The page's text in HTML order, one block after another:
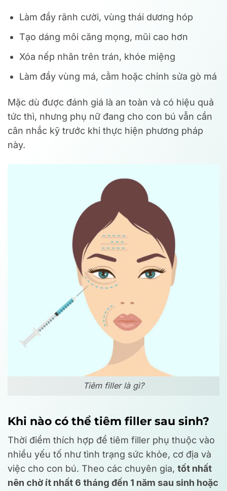
Làm đầy rãnh cười, vùng thái dương hóp
Tạo dáng môi căng mọng, mũi cao hơn
Xóa nếp nhăn trên trán, khóe miệng
Làm đầy vùng má, cằm hoặc chỉnh sửa gò má
Mặc dù được đánh giá là an toàn và có hiệu quả
tức thì, nhưng phụ nữ đang cho con bú vẫn cần
cân nhắc kỹ trước khi thực hiện phương pháp
này.
Tiêm filler là gì?
Khi nào có thể tiêm filler sau sinh?
Thời điểm thích hợp để tiêm filler phụ thuộc vào
nhiều yếu tố như tình trạng sức khỏe, cơ địa và
việc cho con bú. Theo các chuyên gia, tốt nhất
nên chờ ít nhất 6 tháng đến 1 năm sau sinh hoặc